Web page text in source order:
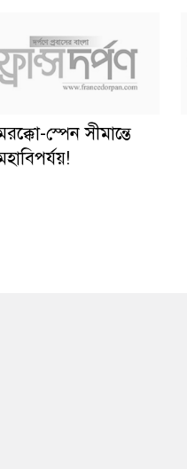
স্পেন সীমান্তে